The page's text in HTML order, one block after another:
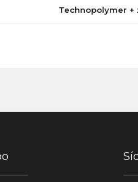
Technopolymer